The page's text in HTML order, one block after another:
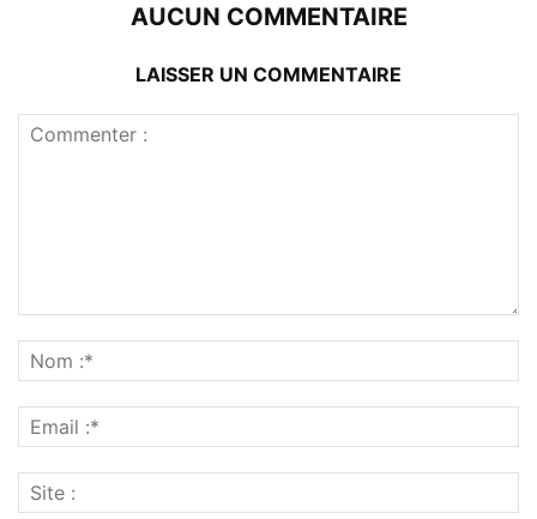
AUCUN COMMENTAIRE
LAISSER UN COMMENTAIRE